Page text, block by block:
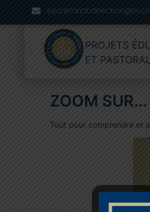
PROJETS
ET
ZOOM
Tout pour comprendre et